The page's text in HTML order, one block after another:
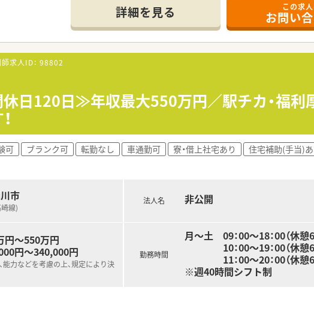
のグランドオープンに向けて、中心となって活躍してくださる薬剤師を
グスタッフとして、他の従業員と協力しながら新しい薬局を創っていき
経験を活かしつつ、新しい知識やスキルの習得にも前向きな方を歓迎
いて】
暇や育児休暇の取得率は100%で、復職後は時短勤務制度も利用可能で
転居を伴う異動の心配はなく、腰を据えて長く安心して働ける環境作り
得も推奨されており、リフレッシュ休暇と合わせて長期休暇を楽しむ
いて】
市場に上場している大手ホールディングスのグループ会社であり、安
を願う人々のために」を理念に、全国で300店舗以上の薬局を展開して
を考慮した服薬指導や、最新ICTを導入した薬歴管理に力を入れてい
詳細を見る この求
お問い
求人ID： 98802
休日120日≫年収最大550万円／駅チカ・福
可 ブランク可 転勤なし 車通勤可 寮・借上社宅あり 住宅補助(手当)あ
市
線)
円～550万円
円～340,000円
能力などを考慮の上、規定により決
法人名 非公開
勤務時間
月～土 09：00～18：00（休憩
10：00～19：00（休憩
11：00～20：00（休憩
※週40時間シフト制